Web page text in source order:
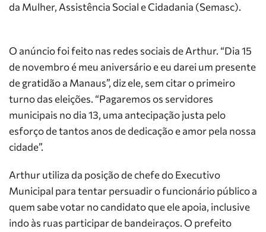
da Mulher, Assistência Social e Cidadania (Semasc).
O anúncio foi feito nas redes sociais de Arthur. “Dia 15
de novembro é meu aniversário e eu darei um presente
de gratidão a Manaus”, diz ele, sem citar o primeiro
turno das eleições. “Pagaremos os servidores
municipais no dia 13, uma antecipação justa pelo
esforço de tantos anos de dedicação e amor pela nossa
cidade”.
Arthur utiliza da posição de chefe do Executivo
Municipal para tentar persuadir o funcionário público a
quem sabe votar no candidato que ele apoia, inclusive
indo às ruas participar de bandeiraços. O prefeito